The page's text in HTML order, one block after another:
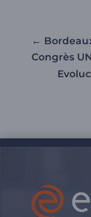
←
Congrès